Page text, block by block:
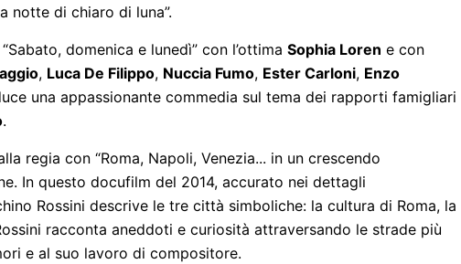
notte di chiaro di luna”.
domenica e lunedì” con l’ottima Sophia Loren e con
, Luca De Filippo, Nuccia Fumo, Ester Carloni, Enzo
una appassionante commedia sul tema dei rapporti famigliari
.
regia con “Roma, Napoli, Venezia... in un crescendo
In questo docufilm del 2014, accurato nei dettagli
Rossini descrive le tre città simboliche: la cultura di Roma, la
racconta aneddoti e curiosità attraversando le strade più
e al suo lavoro di compositore.